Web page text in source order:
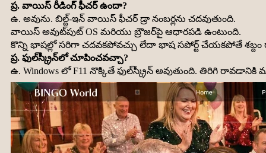
ప్ర. వాయిస్ రీడింగ్ ఫీచర్ ఉందా?
ఉ. అవును. బిల్ట్-ఇన్ వాయిస్ ఫీచర్ డ్రా నంబర్లను చదవుతుంది.
వాయిస్ అవుట్‌పుట్ OS మరియు బ్రౌజర్‌పై ఆధారపడి ఉంటుంది.
కొన్ని భాషల్లో సరిగా చదవకపోవచ్చు లేదా భాష సపోర్ట్ చేయకపోతే శబ్దం
ప్ర. ఫుల్‌స్క్రీన్‌లో చూపించవచ్చా?
ఉ. Windows లో F11 నొక్కితే ఫుల్‌స్క్రీన్ అవుతుంది. తిరిగి రావడానికి